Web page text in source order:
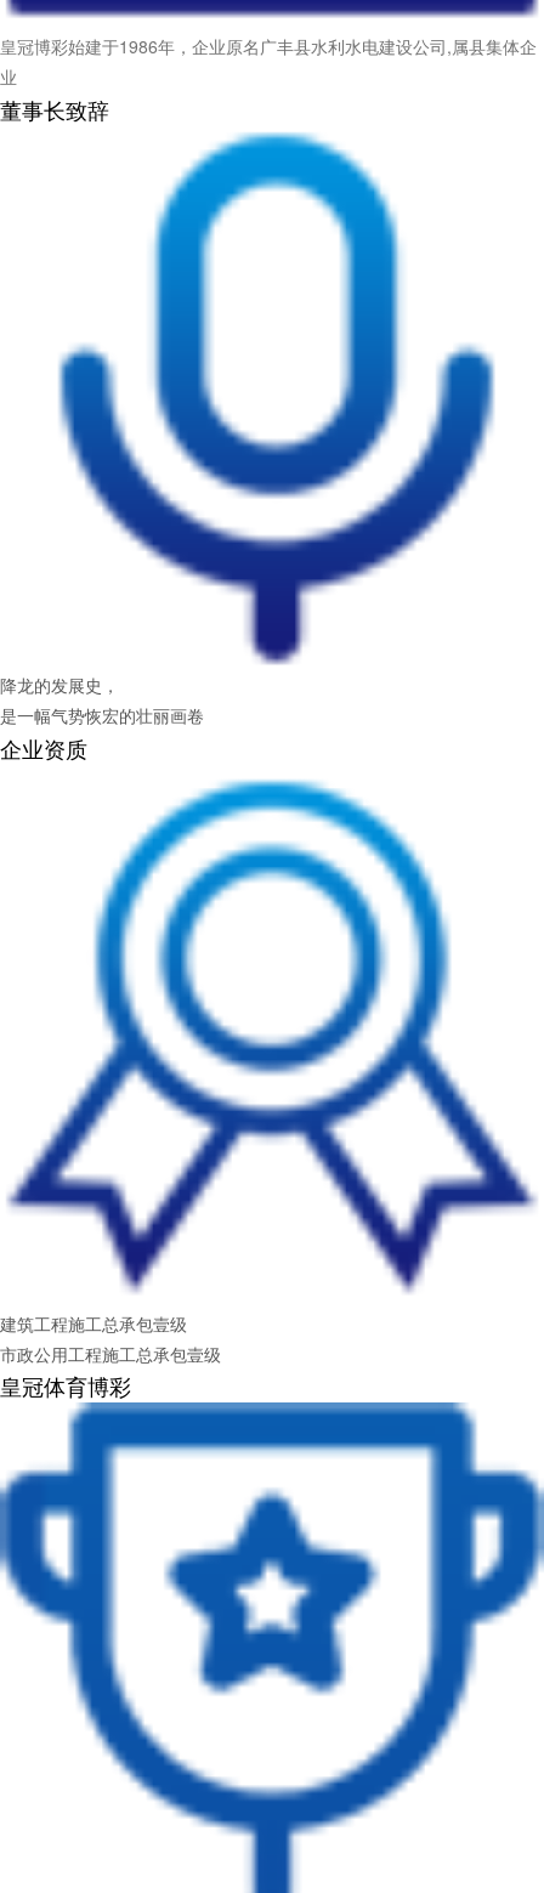
皇冠博彩始建于1986年，企业原名广丰县水利水电建设公司,属县集体企
业
董事长致辞
降龙的发展史，
是一幅气势恢宏的壮丽画卷
企业资质
建筑工程施工总承包壹级
市政公用工程施工总承包壹级
皇冠体育博彩